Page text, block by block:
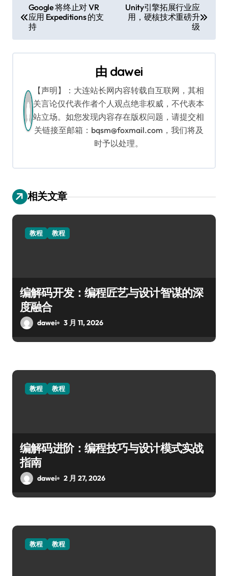
章
导
Google 将终止对 VR
应用 Expeditions 的支
持
Unity引擎拓展行业应
用，硬核技术重磅升
级
由 dawei
【声明】：大连站长网内容转载自互联网，其相
关言论仅代表作者个人观点绝非权威，不代表本
站立场。如您发现内容存在版权问题，请提交相
关链接至邮箱：bqsm@foxmail.com，我们将及
时予以处理。
相关文章
教程 教程
编解码开发：编程匠艺与设计智谋的深
度融合
dawei 3 月 11, 2026
教程 教程
编解码进阶：编程技巧与设计模式实战
指南
dawei 2 月 27, 2026
教程 教程